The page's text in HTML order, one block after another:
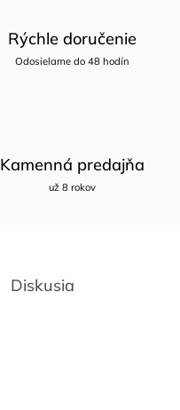
Rýchle doručenie
Odosielame do 48 hodín
Kamenná predajňa
už 8 rokov
Diskusia